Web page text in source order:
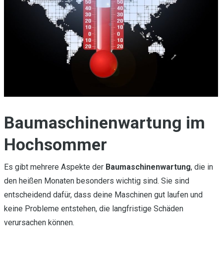
Baumaschinenwartung im
Hochsommer
Es gibt mehrere Aspekte der Baumaschinenwartung, die in
den heißen Monaten besonders wichtig sind. Sie sind
entscheidend dafür, dass deine Maschinen gut laufen und
keine Probleme entstehen, die langfristige Schäden
verursachen können.